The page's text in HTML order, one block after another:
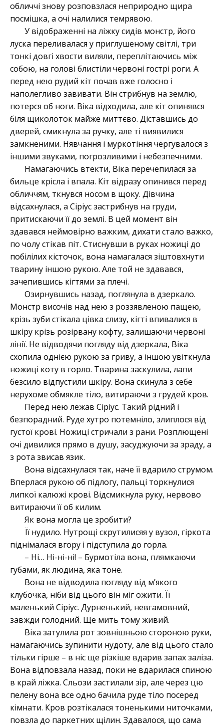
обличчі знову розповзлася неприродно щира
посмішка, а очі налилися темрявою.
У відображенні на ліжку сидів монстр, його
луска переливалася у приглушеному світлі, три
тонкі довгі хвости виляли, переплітаючись між
собою, на голові блистіли червоні гострі роги. А
перед нею рудий кіт почав вже голосно і
наполегливо завивати. Він стрибнув на землю,
потерся об ноги. Віка відходила, але кіт опинявся
біля щиколоток майже миттєво. Діставшись до
дверей, смикнула за ручку, але ті виявилися
замкненими. Нявчання і муркотіння чергувалося з
іншими звуками, погрозливими і небезпечними.
Намагаючись втекти, Віка перечепилася за
бильце крісла і впала. Кіт відразу опинився перед
обличчям, ткнувся носом в щоку. Дівчина
відсахнулася, а Сіріус застрибнув на груди,
притискаючи її до землі. В цей момент він
здавався неймовірно важким, дихати стало важко,
по чолу стікав піт. Стиснувши в руках ножиці до
побілілих кісточок, вона намагалася зіштовхнути
тварину іншою рукою. Але той не здавався,
зачепившись кігтями за плечі.
Озирнувшись назад, поглянула в дзеркало.
Монстр височів над нею з роззявленою пащею,
крізь зуби стікала цівка слизу, кігті впивалися в
шкіру крізь розірвану кофту, залишаючи червоні
лінії. Не відводячи погляду від дзеркала, Віка
схопила однією рукою за гриву, а іншою увіткнула
ножиці коту в горло. Тварина заскулила, лапи
безсило відпустили шкіру. Вона скинула з себе
нерухоме обмякле тіло, витираючи з грудей кров.
Перед нею лежав Сіріус. Такий рідний і
безпорадний. Руде хутро потемніло, злиплося від
густої крові. Ножиці стричали з рани. Розплющені
очі дивилися прямо в душу, засуджуючи за зраду, а
з рота звисав язик.
Вона відсахнулася так, наче її вдарило струмом.
Вперлася рукою об підлогу, пальці торкнулися
липкої калюжі крові. Відсмикнула руку, нервово
витираючи її об килим.
Як вона могла це зробити?
Її нудило. Нутрощі скрутилисяя у вузол, гіркота
піднімалася вгору і підступила до горла.
– Ні… Ні-ні-ні! – Бурмотіла вона, плямкаючи
губами, як людина, яка тоне.
Вона не відводила погляду від м’якого
клубочка, ніби від цього він міг ожити. Її
маленький Сіріус. Дурненький, невгамовний,
завжди голодний. Ще мить тому живий.
Віка затулила рот зовнішньою стороною руки,
намагаючись зупинити нудоту, але від цього стало
тільки гірше – в ніс ще різкіше вдарив запах заліза.
Вона відповзала назад, поки не вдарилася спиною
в край ліжка. Сльози застилали зір, але через цю
пелену вона все одно бачила руде тіло посеред
кімнати. Кров розтікалася тоненькими ниточками,
повзла до паркетних щілин. Здавалося, що сама